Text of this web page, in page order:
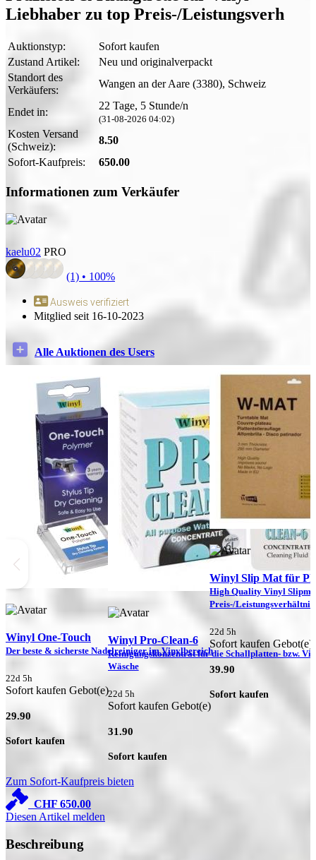
Liebhaber zu top Preis-/Leistungsverh
Auktionstyp:
Sofort kaufen
Zustand Artikel:
Neu und originalverpackt
Standort des
Verkäufers:
Wangen an der Aare (3380), Schweiz
Endet in:
22 Tage, 5 Stunde/n
(31-08-2026 04:02)
Kosten Versand
(Schweiz):
8.50
Sofort-Kaufpreis:
650.00
Informationen zum Verkäufer
kaelu02 PRO
(1) • 100%
Ausweis verifiziert
Mitglied seit 16-10-2023
Alle Auktionen des Users
Winyl One-Touch
Der beste & sicherste Nadelreiniger im Vinylbereich
22d 5h
Sofort kaufen Gebot(e)
29.90
Sofort kaufen
Winyl Pro-Clean-6
Reinigungskonzentrat für die Schallplatten- bzw.
Wäsche
22d 5h
Sofort kaufen Gebot(e)
31.90
Sofort kaufen
Winyl Slip Mat für
High Quality Vinyl
Preis-/Leistungsverhältnis
22d 5h
Sofort kaufen Gebot(e)
39.90
Sofort kaufen
Zum Sofort-Kaufpreis bieten
CHF 650.00
Diesen Artikel melden
Beschreibung